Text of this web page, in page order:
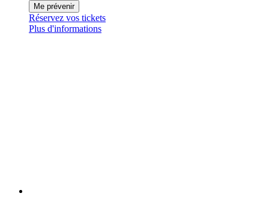
Me prévenir
Réservez vos tickets
Plus d'informations